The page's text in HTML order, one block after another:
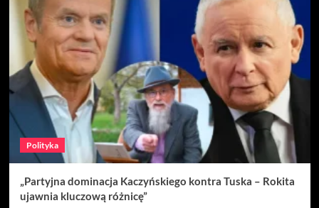
Polityka
„Partyjna dominacja Kaczyńskiego kontra Tuska – Rokita
ujawnia kluczową różnicę”